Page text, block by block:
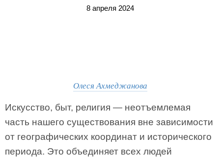
8 апреля 2024
Олеся Ахмеджанова
Искусство, быт, религия — неотъемлемая
часть нашего существования вне зависимости
от географических координат и исторического
периода. Это объединяет всех людей